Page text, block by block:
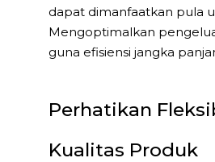
dapat dimanfaatkan pula
Mengoptimalkan
guna efisiensi jangka
Perhatikan
Kualitas Produk